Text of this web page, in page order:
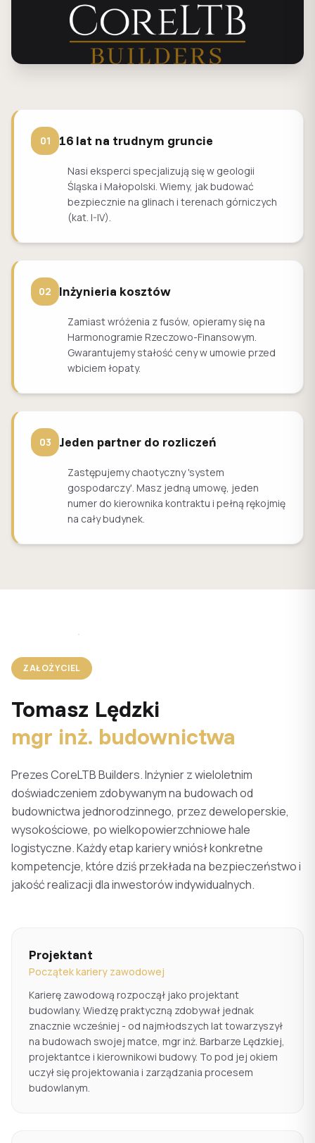
01 16 lat na trudnym gruncie
Nasi eksperci specjalizują się w geologii
Śląska i Małopolski. Wiemy, jak budować
bezpiecznie na glinach i terenach górniczych
(kat. I-IV).
02 Inżynieria kosztów
Zamiast wróżenia z fusów, opieramy się na
Harmonogramie Rzeczowo-Finansowym.
Gwarantujemy stałość ceny w umowie przed
wbiciem łopaty.
03 Jeden partner do rozliczeń
Zastępujemy chaotyczny 'system
gospodarczy'. Masz jedną umowę, jeden
numer do kierownika kontraktu i pełną rękojmię
na cały budynek.
ZAŁOŻYCIEL
Tomasz Lędzki
mgr inż. budownictwa
Prezes CoreLTB Builders. Inżynier z wieloletnim
doświadczeniem zdobywanym na budowach od
budownictwa jednorodzinnego, przez deweloperskie,
wysokościowe, po wielkopowierzchniowe hale
logistyczne. Każdy etap kariery wniósł konkretne
kompetencje, które dziś przekłada na bezpieczeństwo i
jakość realizacji dla inwestorów indywidualnych.
Projektant
Początek kariery zawodowej
Karierę zawodową rozpoczął jako projektant
budowlany. Wiedzę praktyczną zdobywał jednak
znacznie wcześniej - od najmłodszych lat towarzyszył
na budowach swojej matce, mgr inż. Barbarze Lędzkiej,
projektantce i kierownikowi budowy. To pod jej okiem
uczył się projektowania i zarządzania procesem
budowlanym.